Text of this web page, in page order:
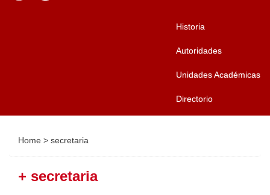
Historia
Autoridades
Unidades Académicas
Directorio
Home > secretaria
+ secretaria